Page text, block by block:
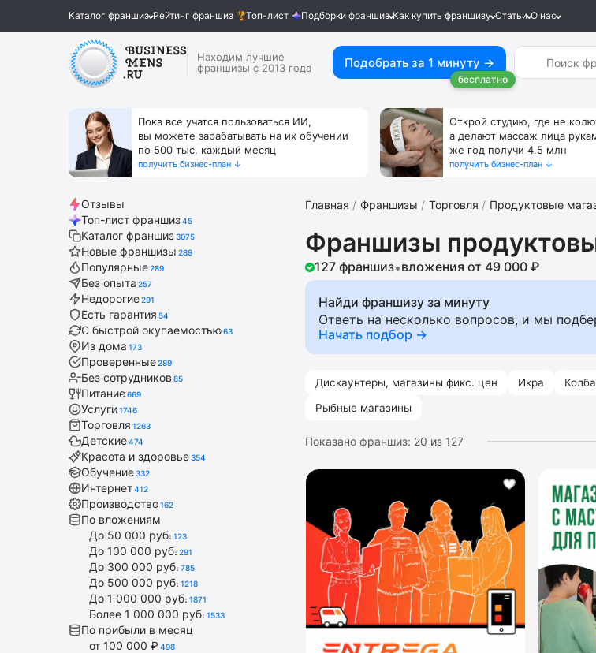
Каталог франшиз Рейтинг франшиз Топ-лист Подборки франшиз Как купить франшизу Статьи О нас
Находим лучшие
франшизы с 2013 года
Подобрать за 1 минуту →
бесплатно
Пока все учатся пользоваться ИИ,
вы можете зарабатывать на их обучении
по 500 тыс. каждый месяц
получить бизнес-план ↓
Открой студию, где не
а делают массаж лица
же год получи 4.5 млн
получить бизнес-план ↓
Отзывы
Топ-лист франшиз45
Каталог франшиз3075
Новые франшизы 289
Популярные289
Без опыта 257
Недорогие291
Есть гарантия 54
С быстрой окупаемостью63
Из дома 173
Проверенные289
Без сотрудников 85
Питание669
Услуги1746
Торговля 1263
Детские474
Красота и здоровье354
Обучение332
Интернет412
Производство162
По вложениям
До 50 000 руб. 123
До 100 000 руб. 291
До 300 000 руб. 785
До 500 000 руб. 1218
До 1 000 000 руб. 1871
Более 1 000 000 руб. 1533
По прибыли в месяц
от 100 000 ₽ 498
Главная Франшизы Торговля Продуктовые
Франшизы
127 франшиз•вложения от 49 000 ₽
Найди франшизу за минуту
Ответь на несколько вопросов, и мы
Начать подбор →
Дискаунтеры, магазины фикс. цен Икра
Рыбные магазины
Показано франшиз: 20 из 127